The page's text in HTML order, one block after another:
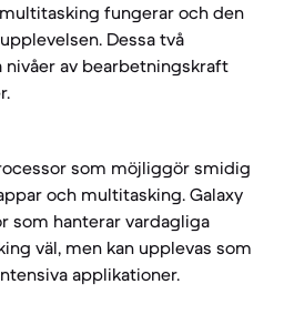
fungerar och den
Dessa två
av bearbetningskraft
som möjliggör smidig
och multitasking. Galaxy
som hanterar vardagliga
väl, men kan upplevas som
applikationer.